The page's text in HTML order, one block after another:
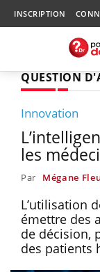
INSCRIPTION
QUESTION
Innovation
les
Par Mégane
L’utilisation
émettre des
de décision,
des patients